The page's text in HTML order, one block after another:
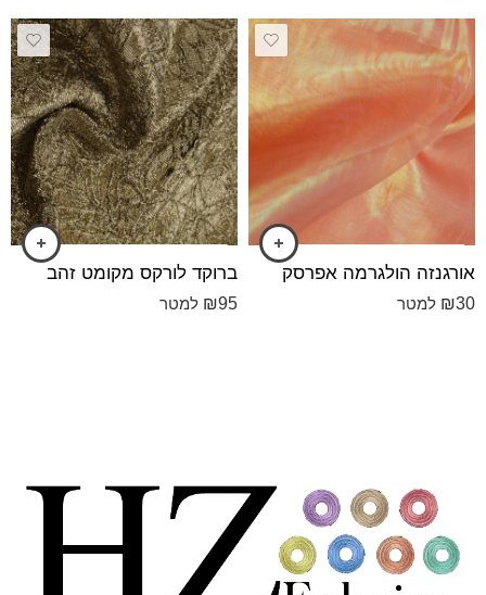
אורגנזה הולגרמה אפרסק
₪30 למטר
ברוקד לורקס מקומט זהב
₪95 למטר